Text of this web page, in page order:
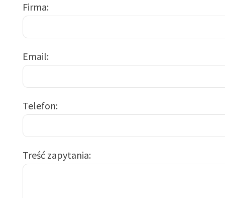
Firma
Email
Telefon
Treść zapytania